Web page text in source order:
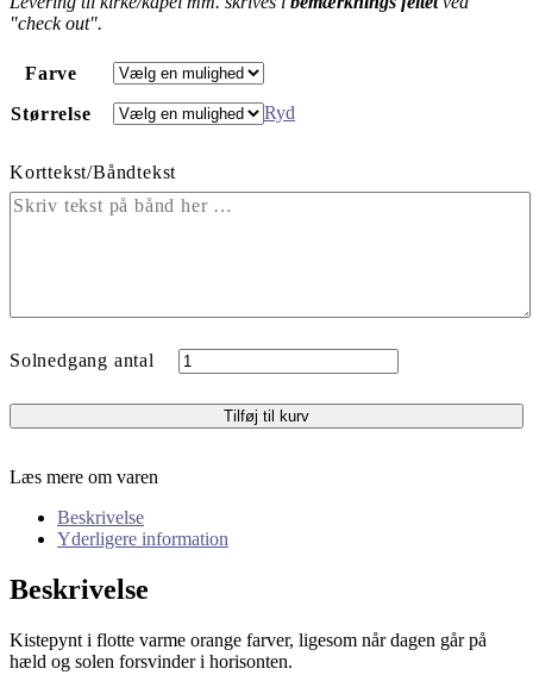
"check out".
Farve
Størrelse
Ryd
Korttekst/Båndtekst
Solnedgang antal
Tilføj til kurv
Læs mere om varen
Beskrivelse
Yderligere information
Beskrivelse
Kistepynt i flotte varme orange farver, ligesom når dagen går på
hæld og solen forsvinder i horisonten.